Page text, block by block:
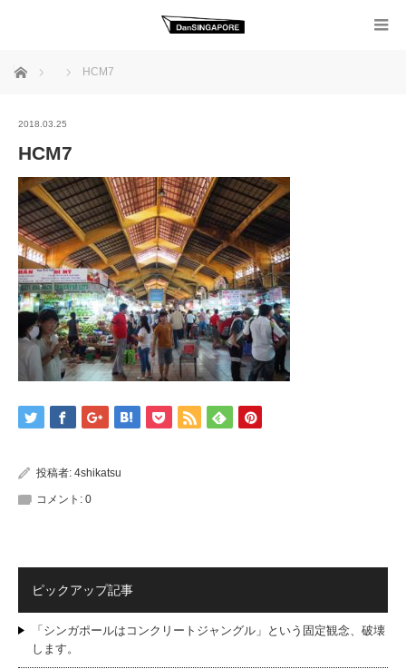
ホーム HCM7
2018.03.25
HCM7
投稿者: 4shikatsu
コメント: 0
ピックアップ記事
「シンガポールはコンクリートジャングル」という固定観念、破壊
します。